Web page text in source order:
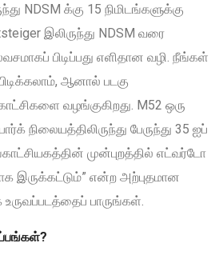
NDSM க்கு 15 நிமிடங்களுக்கு
இலிருந்து NDSM வரை
பிடிப்பது எளிதான வழி. நீங்கள்
ஆனால் படகு
வழங்குகிறது. M52 ஒரு
நிலையத்திலிருந்து பேருந்து 35 ஐப்
முன்புறத்தில் எட்வர்டோ
இருக்கட்டும்” என்ற அற்புதமான
பாருங்கள்.